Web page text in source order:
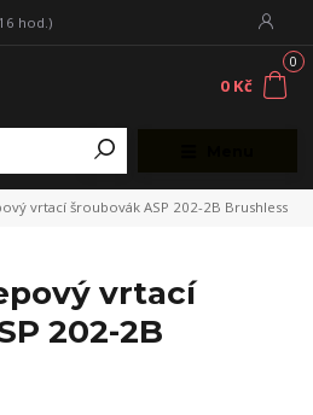
hod.)
0
0 Kč
vrtací šroubovák ASP 202-2B Brushless
vrtací
202-2B